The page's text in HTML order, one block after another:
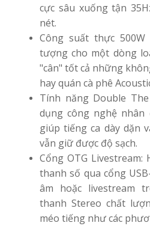
cực sâu xuống tận
nét.
Công suất thực
tượng cho một dòng
"cân" tốt cả những
hay quán cà phê
Tính năng Double
dụng công nghệ
giúp tiếng ca dày dặn
vẫn giữ được độ sạch.
Cổng OTG
thanh số qua cổng
âm hoặc livestream
thanh Stereo chất
méo tiếng như các